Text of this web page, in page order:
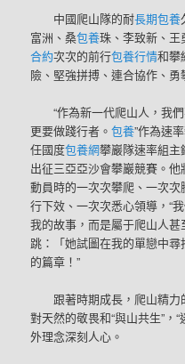
中國爬山隊的耐長期包養
富洲、桑包養珠、李致新、
合約次次的前行包養行情和攀
險、堅強拼搏、連合協作、勇
“作為新一代爬山人，我
更要做踐行者。包養”作為‌速
任‌國度包養網攀巖隊速率組
出征三亞亞沙會攀巖競賽。
動員時的一次次攀爬、一次
行下效、一次次悉心領導，“
我的故事，而是屬于爬山人
跳：「她試圖在我的單戀中
的篇章！”
跟著時期成長，爬山精
對天然的敬畏和“與山共生”，
外理念深刻人心。